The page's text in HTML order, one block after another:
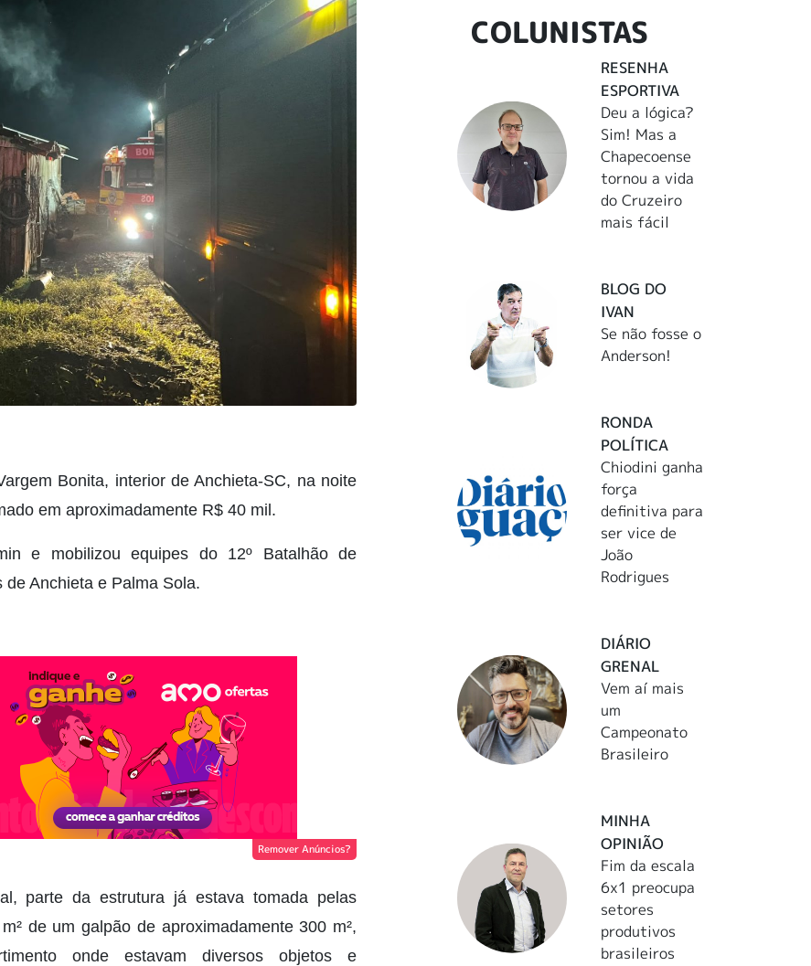
Bonita, interior de Anchieta-SC, na noite
em aproximadamente R$ 40 mil.
e mobilizou equipes do 12º Batalhão de
Anchieta e Palma Sola.
Remover Anúncios?
parte da estrutura já estava tomada pelas
de um galpão de aproximadamente 300 m²,
onde estavam diversos objetos e
COLUNISTAS
RESENHA
ESPORTIVA
Deu a lógica?
Sim! Mas a
Chapecoense
tornou a vida
do Cruzeiro
mais fácil
BLOG DO
IVAN
Se não fosse o
Anderson!
RONDA
POLÍTICA
Chiodini ganha
força
definitiva para
ser vice de
João
Rodrigues
DIÁRIO
GRENAL
Vem aí mais
um
Campeonato
Brasileiro
MINHA
OPINIÃO
Fim da escala
6x1 preocupa
setores
produtivos
brasileiros